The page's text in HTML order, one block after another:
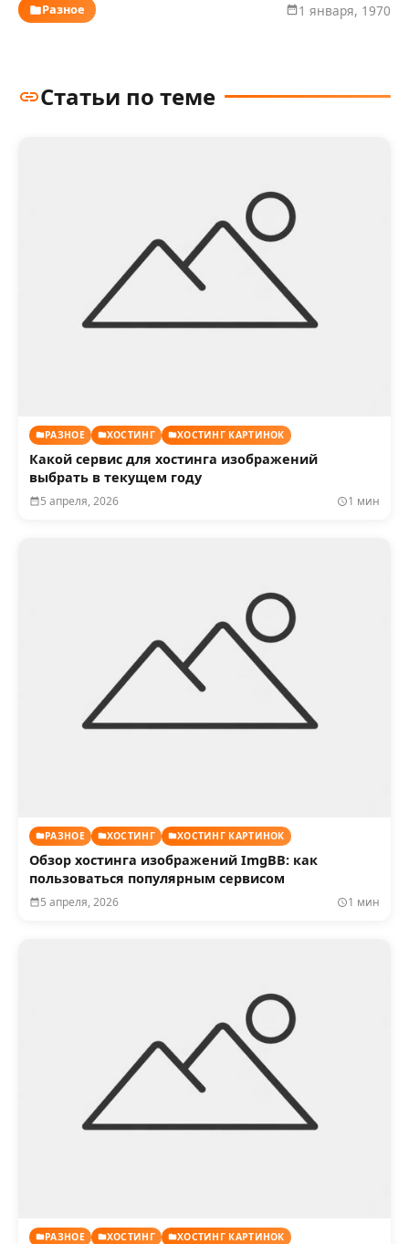
Разное 1 января, 1970
Статьи по теме
РАЗНОЕ ХОСТИНГ ХОСТИНГ КАРТИНОК
Какой сервис для хостинга изображений
выбрать в текущем году
5 апреля, 2026 1 мин
РАЗНОЕ ХОСТИНГ ХОСТИНГ КАРТИНОК
Обзор хостинга изображений ImgBB: как
пользоваться популярным сервисом
5 апреля, 2026 1 мин
РАЗНОЕ ХОСТИНГ ХОСТИНГ КАРТИНОК